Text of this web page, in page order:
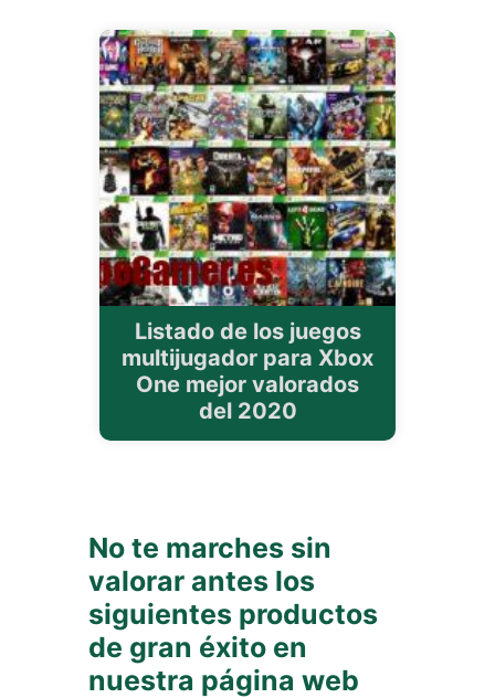
Listado de los juegos
multijugador para Xbox
One mejor valorados
del 2020
No te marches sin
valorar antes los
siguientes productos
de gran éxito en
nuestra página web